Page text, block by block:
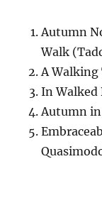
Autumn
Walk
A
In Walked
Autumn